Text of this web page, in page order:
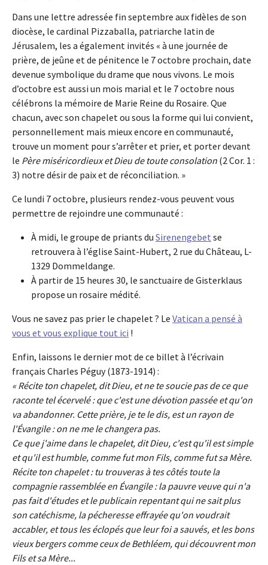
Dans une lettre adressée fin septembre aux fidèles de son
diocèse, le cardinal Pizzaballa, patriarche latin de
Jérusalem, les a également invités « à une journée de
prière, de jeûne et de pénitence le 7 octobre prochain, date
devenue symbolique du drame que nous vivons. Le mois
d’octobre est aussi un mois marial et le 7 octobre nous
célébrons la mémoire de Marie Reine du Rosaire. Que
chacun, avec son chapelet ou sous la forme qui lui convient,
personnellement mais mieux encore en communauté,
trouve un moment pour s’arrêter et prier, et porter devant
le Père miséricordieux et Dieu de toute consolation (2 Cor. 1 :
3) notre désir de paix et de réconciliation. »
Ce lundi 7 octobre, plusieurs rendez-vous peuvent vous
permettre de rejoindre une communauté :
À midi, le groupe de priants du Sirenengebet se
retrouvera à l’église Saint-Hubert, 2 rue du Château, L-
1329 Dommeldange.
À partir de 15 heures 30, le sanctuaire de Gisterklaus
propose un rosaire médité.
Vous ne savez pas prier le chapelet ? Le Vatican a pensé à
vous et vous explique tout ici !
Enfin, laissons le dernier mot de ce billet à l’écrivain
français Charles Péguy (1873-1914) :
« Récite ton chapelet, dit Dieu, et ne te soucie pas de ce que
raconte tel écervelé : que c'est une dévotion passée et qu'on
va abandonner. Cette prière, je te le dis, est un rayon de
l'Évangile : on ne me le changera pas.
Ce que j'aime dans le chapelet, dit Dieu, c'est qu'il est simple
et qu'il est humble, comme fut mon Fils, comme fut sa Mère.
Récite ton chapelet : tu trouveras à tes côtés toute la
compagnie rassemblée en Évangile : la pauvre veuve qui n'a
pas fait d'études et le publicain repentant qui ne sait plus
son catéchisme, la pécheresse effrayée qu'on voudrait
accabler, et tous les éclopés que leur foi a sauvés, et les bons
vieux bergers comme ceux de Bethléem, qui découvrent mon
Fils et sa Mère...